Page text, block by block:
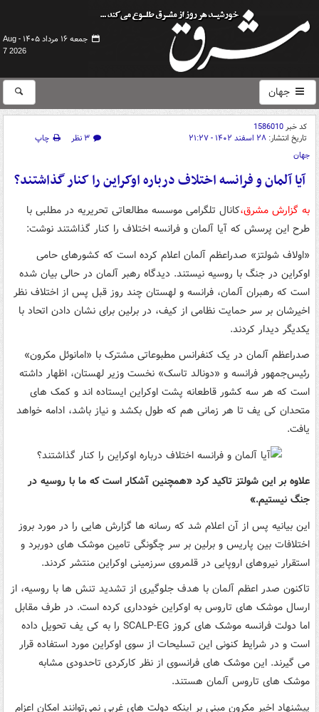
جمعه ۱۶ مرداد ۱۴۰۵ -
Aug
7 2026
جهان
کد خبر1586010
تاریخ انتشار: ۲۸ اسفند ۱۴۰۲ - ۲۱:۲۷ ۳ نظر
چاپ
جهان
آیا آلمان و فرانسه اختلاف درباره اوکراین را کنار گذاشتند؟
به گزارش مشرق،کانال تلگرامی موسسه مطالعاتی تحریریه در مطلبی با
طرح این پرسش که آیا آلمان و فرانسه اختلاف را کنار گذاشتند نوشت:
«اولاف شولتز» صدراعظم آلمان اعلام کرده است که کشورهای حامی
اوکراین در جنگ با روسیه نیستند. دیدگاه رهبر آلمان در حالی بیان شده
است که رهبران آلمان، فرانسه و لهستان چند روز قبل پس از اختلاف نظر
اخیرشان بر سر حمایت نظامی از کیف، در برلین برای نشان دادن اتحاد با
یکدیگر دیدار کردند.
صدراعظم آلمان در یک کنفرانس مطبوعاتی مشترک با «امانوئل مکرون»
رئیس‌جمهور فرانسه و «دونالد تاسک» نخست‌ وزیر لهستان، اظهار داشته
است که هر سه کشور قاطعانه پشت اوکراین ایستاده‌ اند و کمک‌ های
متحدان کی یف تا هر زمانی هم که طول بکشد و نیاز باشد، ادامه خواهد
یافت.
علاوه بر این شولتز تاکید کرد «همچنین آشکار است که ما با روسیه در
جنگ نیستیم.»
این بیانیه پس از آن اعلام شد که رسانه ها گزارش هایی را در مورد بروز
اختلافات بین پاریس و برلین بر سر چگونگی تامین موشک های دوربرد و
استقرار نیروهای اروپایی در قلمروی سرزمینی اوکراین منتشر کردند.
تاکنون صدر اعظم آلمان با هدف جلوگیری از تشدید تنش ها با روسیه، از
ارسال موشک های تاروس به اوکراین خودداری کرده است. در طرف مقابل
اما دولت فرانسه موشک‌ های کروز SCALP-EG را به کی یف تحویل داده
است و در شرایط کنونی این تسلیحات از سوی اوکراین مورد استفاده قرار
می گیرند. این موشک های فرانسوی از نظر کارکردی تاحدودی مشابه
موشک های تاروس آلمان هستند.
پیشنهاد اخیر مکرون مبنی بر اینکه دولت های غربی نمی‌توانند امکان اعزام